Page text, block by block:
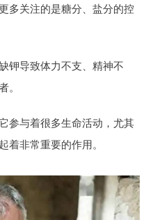
多关注的是糖分、盐分的控
钾导致体力不支、精神不
。
参与着很多生命活动，尤其
着非常重要的作用。